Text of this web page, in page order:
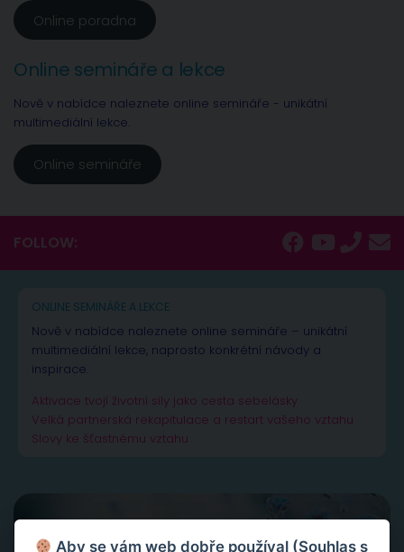
Online poradna
Online semináře a lekce
Nově v nabídce naleznete online semináře - unikátní
multimediální lekce.
Online semináře
FOLLOW:
ONLINE SEMINÁŘE A LEKCE
Nově v nabídce naleznete online semináře – unikátní
multimediální lekce, naprosto konkrétní návody a
inspirace.
Aktivace tvojí životní síly jako cesta sebelásky
Velká partnerská rekapitulace a restart vašeho vztahu
Slovy ke šťastnému vztahu
Aby se vám web dobře používal (Souhlas s